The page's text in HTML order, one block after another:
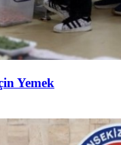
Yemek